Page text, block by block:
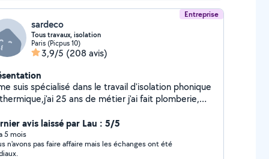
Entreprise
sardeco
Tous travaux, isolation
Paris (Picpus 10)
3,9/5 (208 avis)
suis spécialisé dans le travail d'isolation phonique
25 ans de métier j'ai fait plomberie,
et faux plafonds je fais tout travaux
et ravalement mes travaux sont couvert par
garantie décennale
avis laissé par Lau : 5/5
5 mois
n'avons pas faire affaire mais les échanges ont été